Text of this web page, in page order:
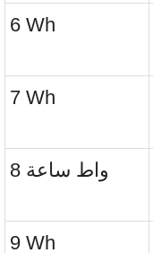
6 Wh
7 Wh
8 واط ساعة
9 Wh